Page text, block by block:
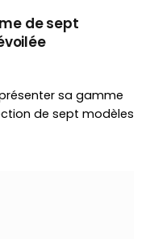
de sept
sa gamme
de sept modèles